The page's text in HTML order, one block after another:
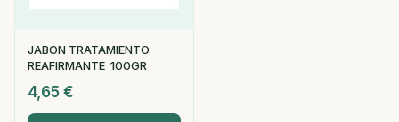
JABON TRATAMIENTO
REAFIRMANTE 100GR
4,65 €